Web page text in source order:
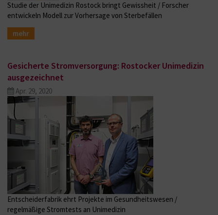
Studie der Unimedizin Rostock bringt Gewissheit / Forscher
entwickeln Modell zur Vorhersage von Sterbefällen
mehr
Gesicherte Stromversorgung: Rostocker Unimedizin
ausgezeichnet
Apr. 29, 2020
Entscheiderfabrik ehrt Projekte im Gesundheitswesen /
regelmäßige Stromtests an Unimedizin